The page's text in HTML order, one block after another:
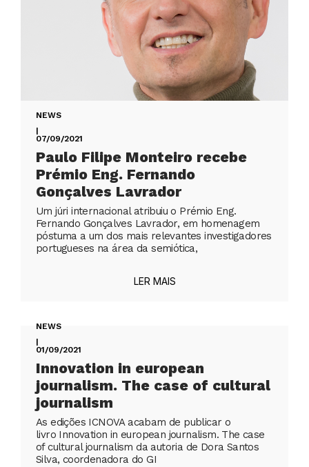
NEWS
|
07/09/2021
Paulo Filipe Monteiro recebe
Prémio Eng. Fernando
Gonçalves Lavrador
Um júri internacional atribuiu o Prémio Eng.
Fernando Gonçalves Lavrador, em homenagem
póstuma a um dos mais relevantes investigadores
portugueses na área da semiótica,
LER MAIS
NEWS
|
01/09/2021
Innovation in european
journalism. The case of cultural
journalism
As edições ICNOVA acabam de publicar o
livro Innovation in european journalism. The case
of cultural journalism da autoria de Dora Santos
Silva, coordenadora do GI